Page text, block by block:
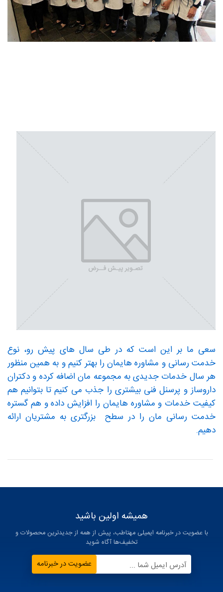
سعی ما بر این است که در طی سال های پیش رو، نوع
خدمت رسانی و مشاوره هایمان را بهتر کنیم و به همین منظور
هر سال خدمات جدیدی به مجموعه مان اضافه کرده و دکتران
داروساز و پرسنل فنی بیشتری را جذب می کنیم تا بتوانیم هم
کیفیت خدمات و مشاوره هایمان را افزایش داده و هم گستره
خدمت رسانی مان را در سطح بزرگتری به مشتریان ارائه
دهیم.
همیشه اولین باشید
با عضویت در خبرنامه ایمیلی مهتاطب، پیش از همه از جدیدترین محصولات و
تخفیف‌ها آگاه شوید
آدرس ایمیل شما ... عضویت در خبرنامه